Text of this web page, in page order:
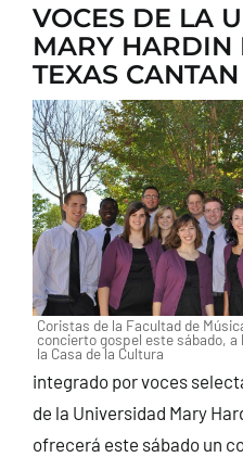
VOCES DE LA
MARY HARDIN
TEXAS
Coristas de la Facultad de
concierto gospel este sábado,
la Casa de la Cultura
integrado por voces
de la Universidad Mary
ofrecerá este sábado un